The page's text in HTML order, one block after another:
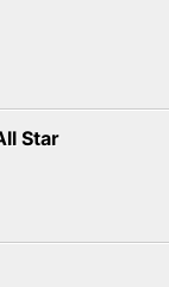
Star